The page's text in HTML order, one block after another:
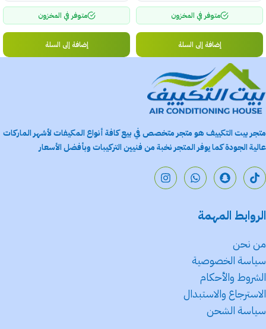
متوفر في المخزون
إضافة إلى السلة
متوفر في المخزون
إضافة إلى السلة
متجر بيت التكييف هو متجر متخصص في بيع كافة أنواع المكيفات لأشهر الماركات
عالية الجودة كما يوفر المتجر نخبة من فنيين التركيبات وبأفضل الأسعار
الروابط المهمة
من نحن
سياسة الخصوصية
الشروط والأحكام
الاسترجاع والاستبدال
سياسة الشحن